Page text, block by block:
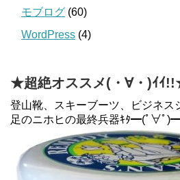
モブログ (60)
WordPress (4)
★超絶オススメ(・∀・)ｲｲ
登山靴、スキーブーツ、ビジネス
足のニホヒの最終兵器ｷﾀ━(ﾟ∀ﾟ